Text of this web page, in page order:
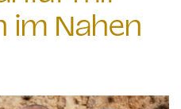
im Nahen